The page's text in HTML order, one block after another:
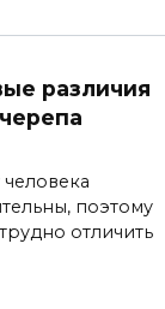
различия
черепа
человека
поэтому
отличить